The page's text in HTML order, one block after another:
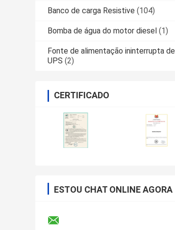
Banco de carga Resistive (104)
Bomba de água do motor diesel (1)
Fonte de alimentação ininterrupta de
UPS (2)
CERTIFICADO
ESTOU CHAT ONLINE AGORA